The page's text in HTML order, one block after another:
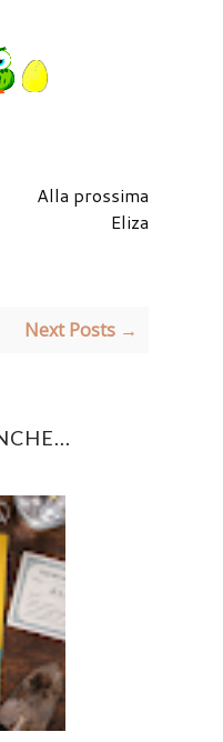
Alla prossima
Eliza
Next Posts →